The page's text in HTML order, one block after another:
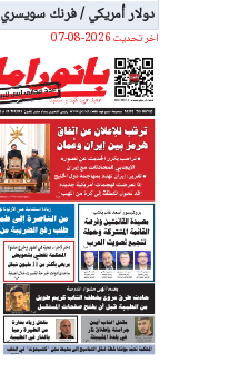
دولار أمريكي / فرنك سويسري
اخر تحديث 2026-08-07